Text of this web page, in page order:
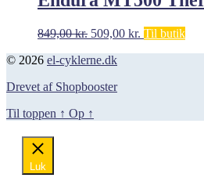
689,00 kr..413,00 kr..
849,00kr. Den
pris
849,00 kr..
509,00 kr. Den
Til butik
© 2026 el-cyklerne.dk
Drevet af Shopbooster
Til toppen ↑ Op ↑
Luk